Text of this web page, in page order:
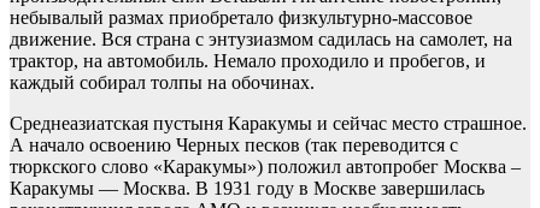
небывалый размах приобретало физкультурно-массовое
движение. Вся страна с энтузиазмом садилась на самолет, на
трактор, на автомобиль. Немало проходило и пробегов, и
каждый собирал толпы на обочинах.
Среднеазиатская пустыня Каракумы и сейчас место страшное.
А начало освоению Черных песков (так переводится с
тюркского слово «Каракумы») положил автопробег Москва –
Каракумы — Москва. В 1931 году в Москве завершилась